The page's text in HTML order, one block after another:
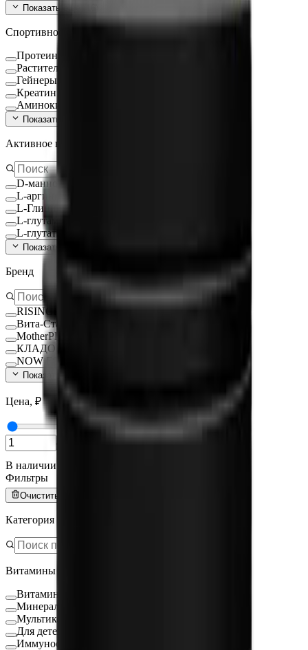
Показать ещё (
Спортивное питание
Протеин
Растительный протеин
Гейнеры
Креатин
Аминокислоты
Показать ещё (
Активное вещество
D-манноза
L-аргинин
L-Глицин
L-глутамин
L-глутатион Глутатион
Показать ещё (
Бренд
RISINGSTAR
Вита-Стандарт
MotherPlant
КЛАДОВИТ
NOW FOODS
Показать ещё (
Цена, ₽
—
В наличии
Фильтры
Очистить всё
Категория
Витамины и БАД
Витамины и минералы
Минералы
Мультикомплексы
Для детей
Иммуностимуляторы